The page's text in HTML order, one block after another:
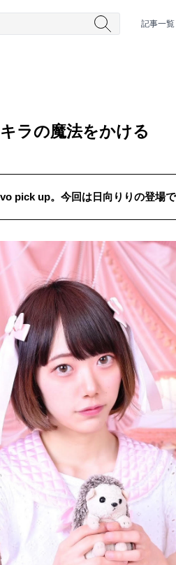
記事一覧
#女性シンガー #ヒップホップ #男
ラの魔法をかける
pick up。今回は日向りりの登場で